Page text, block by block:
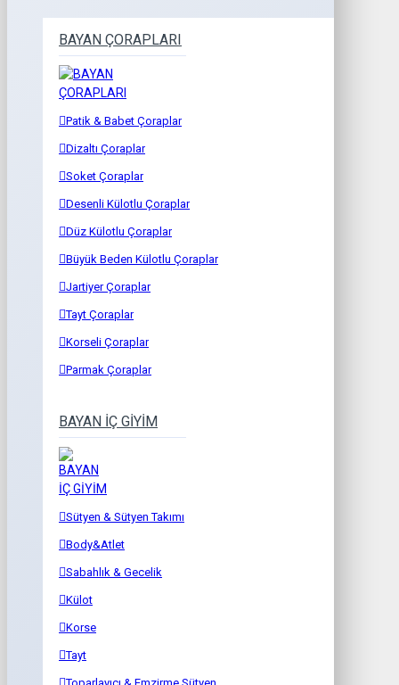
BAYAN ÇORAPLARI
Patik & Babet Çoraplar
Dizaltı Çoraplar
Soket Çoraplar
Desenli Külotlu Çoraplar
Düz Külotlu Çoraplar
Büyük Beden Külotlu Çoraplar
Jartiyer Çoraplar
Tayt Çoraplar
Korseli Çoraplar
Parmak Çoraplar
BAYAN İÇ GİYİM
Sütyen & Sütyen Takımı
Body&Atlet
Sabahlık & Gecelik
Külot
Korse
Tayt